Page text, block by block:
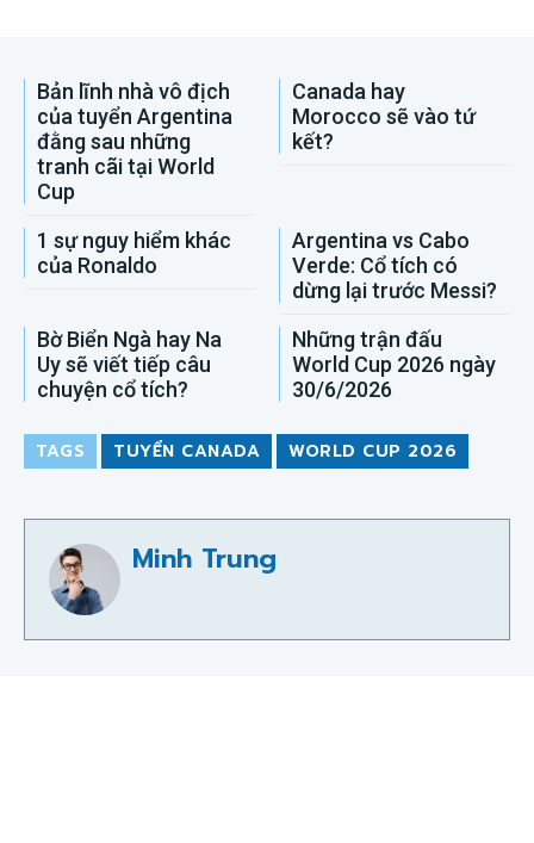
Bản lĩnh nhà vô địch
của tuyển Argentina
đằng sau những
tranh cãi tại World
Cup
Canada hay
Morocco sẽ vào tứ
kết?
1 sự nguy hiểm khác
của Ronaldo
Argentina vs Cabo
Verde: Cổ tích có
dừng lại trước Messi?
Bờ Biển Ngà hay Na
Uy sẽ viết tiếp câu
chuyện cổ tích?
Những trận đấu
World Cup 2026 ngày
30/6/2026
TAGS TUYỂN CANADA WORLD CUP 2026
Minh Trung